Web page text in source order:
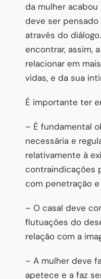
da mulher
deve ser
através do
encontrar, assim,
relacionar em
vidas, e da sua
É importante ter
– É fundamental
necessária e
relativamente à
contraindicações
com penetração e
– O casal deve
flutuações do
relação com a
– A mulher deve
apetece e a faz